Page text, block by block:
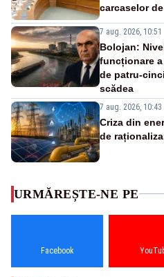
carcaselor
7 aug. 2026, 10:51
Bolojan:
funcționare
de patru-
scădea
7 aug. 2026, 10:43
Criza din
de
URMĂREȘTE-NE PE
Facebook